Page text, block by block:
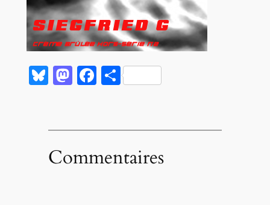
Bluesky
Mastodon
Facebook
Partager
Commentaires